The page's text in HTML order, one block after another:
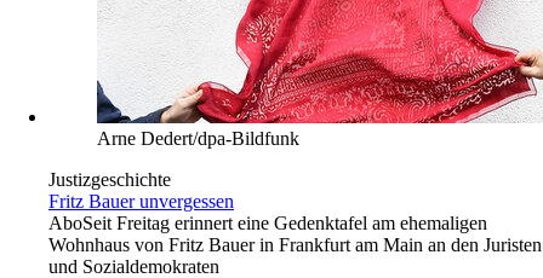
Arne Dedert/dpa-Bildfunk
Justizgeschichte
Fritz Bauer unvergessen
AboSeit Freitag erinnert eine Gedenktafel am ehemaligen
Wohnhaus von Fritz Bauer in Frankfurt am Main an den Juristen
und Sozialdemokraten